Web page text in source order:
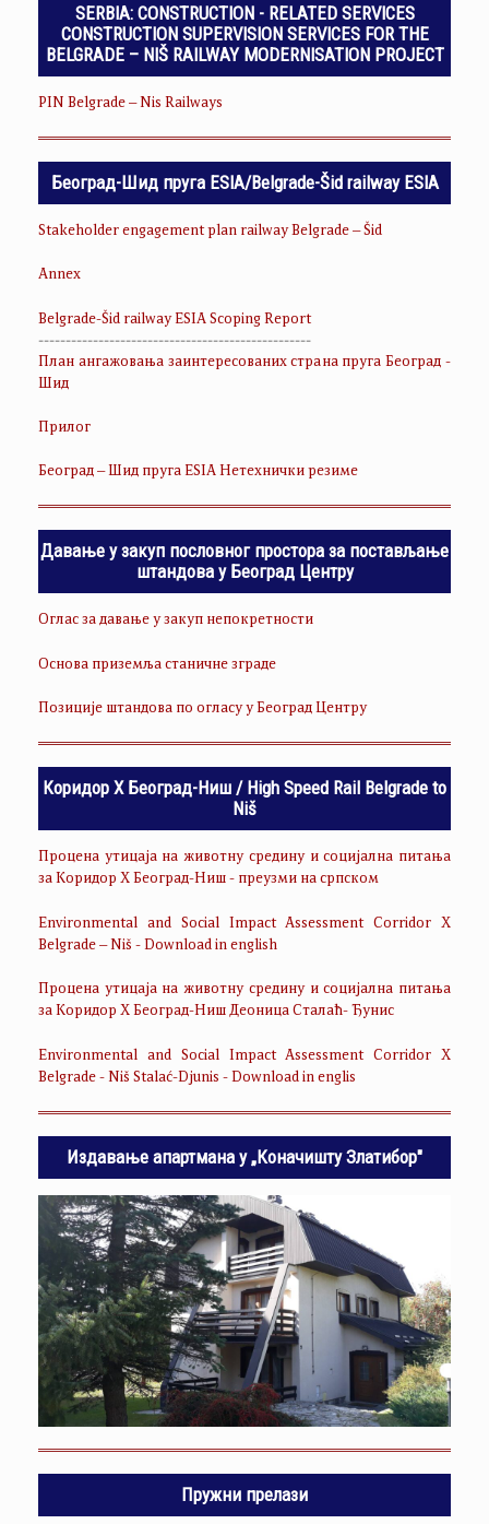
SERBIA: CONSTRUCTION - RELATED SERVICES
CONSTRUCTION SUPERVISION SERVICES FOR THE
BELGRADE – NIŠ RAILWAY MODERNISATION PROJECT
PIN Belgrade – Nis Railways
Београд-Шид пруга ESIA/Belgrade-Šid railway ESIA
Stakeholder engagement plan railway Belgrade – Šid
Annex
Belgrade-Šid railway ESIA Scoping Report
--------------------------------------------------
План ангажовања заинтересованих страна пруга Београд -
Шид
Прилог
Београд – Шид пруга ESIA Нетехнички резиме
Давање у закуп пословног простора за постављање
штандова у Београд Центру
Оглас за давање у закуп непокретности
Основа приземља станичне зграде
Позиције штандова по огласу у Београд Центру
Коридор Х Београд-Ниш / High Speed Rail Belgrade to
Niš
Процена утицаја на животну средину и социјална питања
за Коридор Х Београд-Ниш - преузми на српском
Environmental and Social Impact Assessment Corridor X
Belgrade – Niš - Download in english
Процена утицаја на животну средину и социјална питања
за Коридор Х Београд-Ниш Деоница Сталаћ- Ђунис
Environmental and Social Impact Assessment Corridor X
Belgrade - Niš Stalać-Djunis - Download in englis
Издавање апартмана у „Коначишту Златибор"
Пружни прелази